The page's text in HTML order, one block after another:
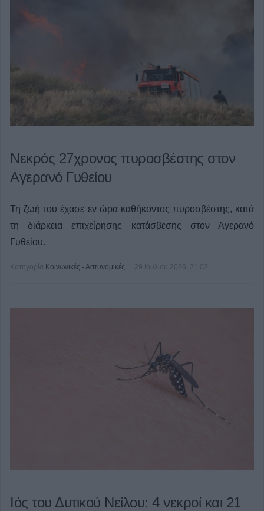
Νεκρός 27χρονος πυροσβέστης στον
Αγερανό Γυθείου
Τη ζωή του έχασε εν ώρα καθήκοντος πυροσβέστης, κατά
τη διάρκεια επιχείρησης κατάσβεσης στον Αγερανό
Γυθείου.
Κατηγορία Κοινωνικές - Αστυνομικές 29 Ιουλίου 2026, 21:02
Ιός του Δυτικού Νείλου: 4 νεκροί και 21